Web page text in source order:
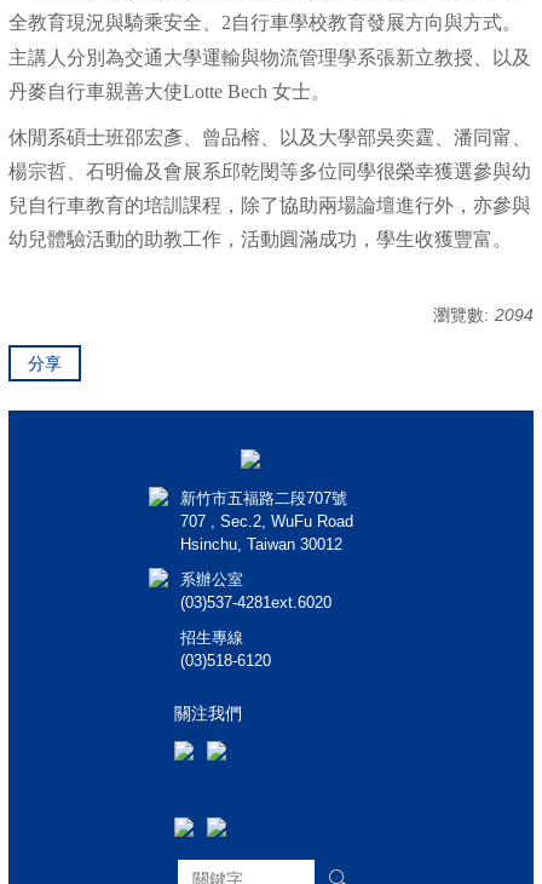
全教育現況與騎乘安全、2自行車學校教育發展方向與方式。
主講人分別為交通大學運輸與物流管理學系張新立教授、以及
丹麥自行車親善大使Lotte Bech 女士。
休閒系碩士班邵宏彥、曾品榕、以及大學部吳奕霆、潘同甯、
楊宗哲、石明倫及會展系邱乾閔等多位同學很榮幸獲選參與幼
兒自行車教育的培訓課程，除了協助兩場論壇進行外，亦參與
幼兒體驗活動的助教工作，活動圓滿成功，學生收獲豐富。
瀏覽數: 2094
分享
新竹市五福路二段707號
707 , Sec.2, WuFu Road
Hsinchu, Taiwan 30012
系辦公室
(03)537-4281ext.6020
招生專線
(03)518-6120
關注我們